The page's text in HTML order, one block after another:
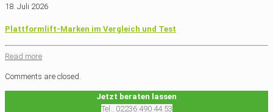
18. Juli 2026
Plattformlift-Marken im Vergleich und Test
Read more
Comments are closed.
Jetzt beraten lassen
Tel.: 02236 490 44 53